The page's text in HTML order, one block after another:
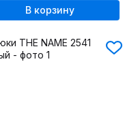
В корзину